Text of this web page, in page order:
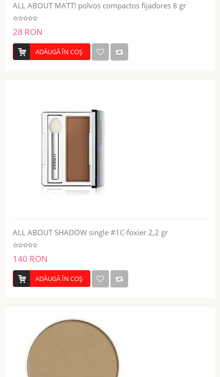
ALL ABOUT MATT! polvos compactos fijadores 8 gr
28 RON
ADĂUGĂ ÎN COŞ
ALL ABOUT SHADOW single #1C-foxier 2,2 gr
140 RON
ADĂUGĂ ÎN COŞ